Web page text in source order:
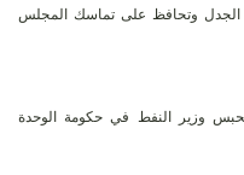
الجدل وتحافظ على تماسك المجلس
وزير النفط في حكومة الوحدة